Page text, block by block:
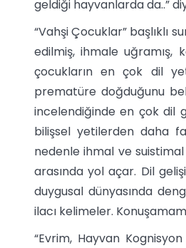
geldiği hayvanlarda da..”
“Vahşi Çocuklar” başlıklı
edilmiş, ihmale uğramış,
çocukların en çok dil
prematüre doğduğunu
incelendiğinde en çok dil
bilişsel yetilerden daha
nedenle ihmal ve
arasında yol açar. Dil
duygusal dünyasında
ilacı kelimeler.
“Evrim, Hayvan